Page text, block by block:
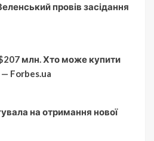
провів засідання
млн. Хто може купити
Forbes.ua
на отримання нової